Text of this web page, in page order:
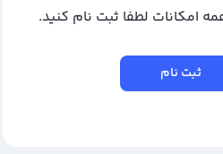
امکانات لطفا ثبت نام کنید.
ثبت نام